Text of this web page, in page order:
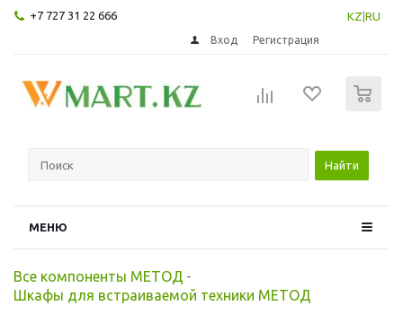
+7 727 31 22 666 KZ RU
Вход Регистрация
Найти
МЕНЮ
Все компоненты МЕТОД -
Шкафы для встраиваемой техники МЕТОД